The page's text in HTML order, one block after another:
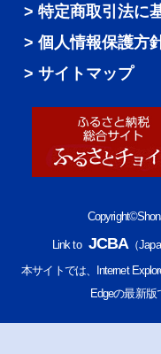
特定商取引法に
個人情報保護方
サイトマップ
Link to JCBA（
本サイトでは、Internet
Edgeの最新版